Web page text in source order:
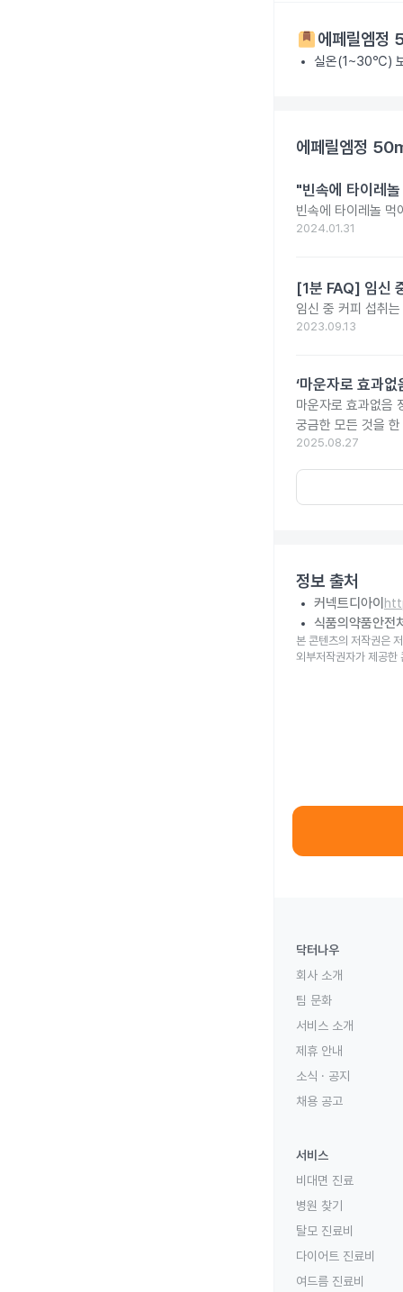
에페릴엠정
실온(1~30℃)
에페릴엠정
"빈속에 타이레
빈속에 타이레놀 먹
2024.01.31
[1분 FAQ] 임신
임신 중 커피 섭취
2023.09.13
‘마운자로 효과
마운자로 효과없음
궁금한 모든 것을
2025.08.27
정보 출처
커넥트디아이
식품의약품안전
본 콘텐츠의 저작권은
외부저작권자가 제공한
닥터나우
회사 소개
팀 문화
서비스 소개
제휴 안내
소식 · 공지
채용 공고
서비스
비대면 진료
병원 찾기
탈모 진료비
다이어트 진료비
여드름 진료비